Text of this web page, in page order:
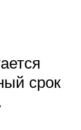
срок